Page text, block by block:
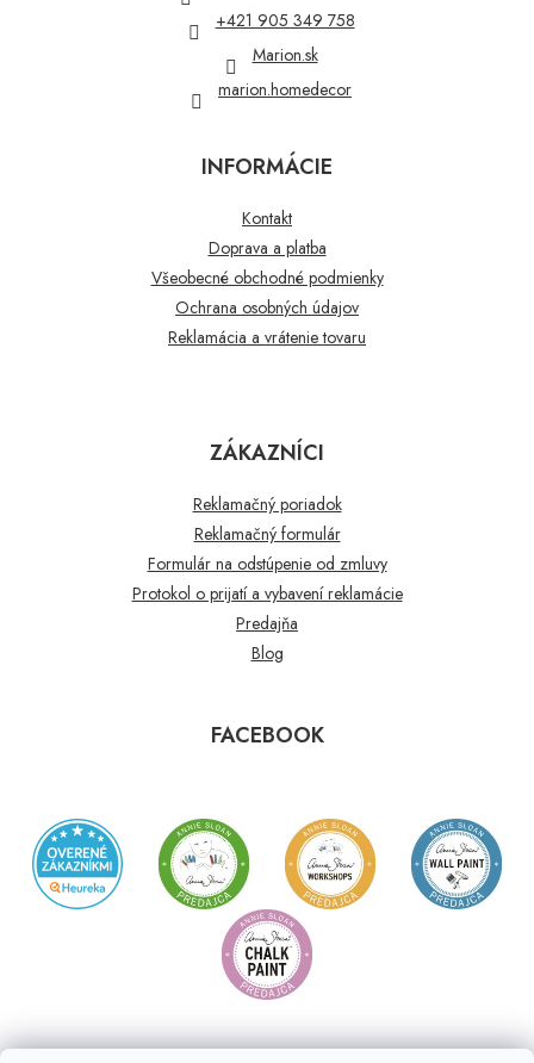
+421 905 349 758
Marion.sk
marion.homedecor
INFORMÁCIE
Kontakt
Doprava a platba
Všeobecné obchodné podmienky
Ochrana osobných údajov
Reklamácia a vrátenie tovaru
ZÁKAZNÍCI
Reklamačný poriadok
Reklamačný formulár
Formulár na odstúpenie od zmluvy
Protokol o prijatí a vybavení reklamácie
Predajňa
Blog
FACEBOOK